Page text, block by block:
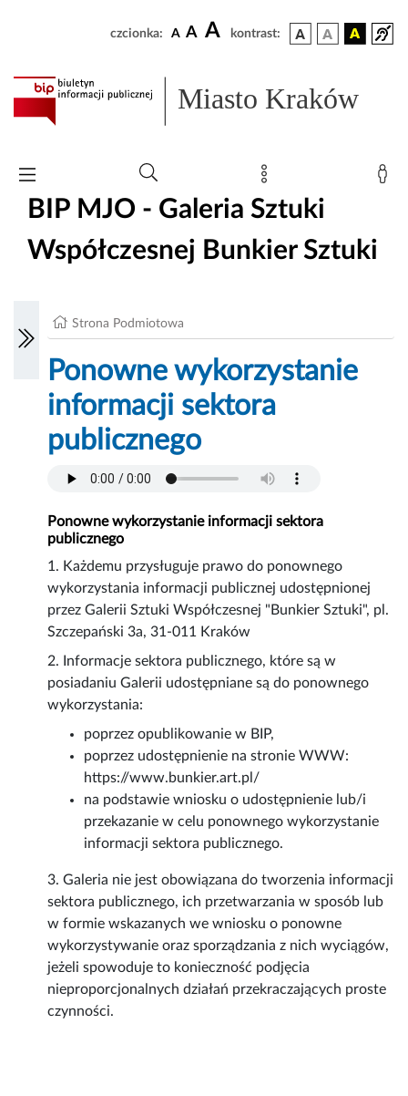
czcionka: A A A kontrast:
Miasto Kraków
BIP MJO - Galeria Sztuki
Współczesnej Bunkier Sztuki
Strona Podmiotowa
Ponowne wykorzystanie
informacji sektora
publicznego
Ponowne wykorzystanie informacji sektora
publicznego
1. Każdemu przysługuje prawo do ponownego
wykorzystania informacji publicznej udostępnionej
przez Galerii Sztuki Współczesnej "Bunkier Sztuki", pl.
Szczepański 3a, 31-011 Kraków
2. Informacje sektora publicznego, które są w
posiadaniu Galerii udostępniane są do ponownego
wykorzystania:
poprzez opublikowanie w BIP,
poprzez udostępnienie na stronie WWW:
https://www.bunkier.art.pl/
na podstawie wniosku o udostępnienie lub/i
przekazanie w celu ponownego wykorzystanie
informacji sektora publicznego.
3. Galeria nie jest obowiązana do tworzenia informacji
sektora publicznego, ich przetwarzania w sposób lub
w formie wskazanych we wniosku o ponowne
wykorzystywanie oraz sporządzania z nich wyciągów,
jeżeli spowoduje to konieczność podjęcia
nieproporcjonalnych działań przekraczających proste
czynności.